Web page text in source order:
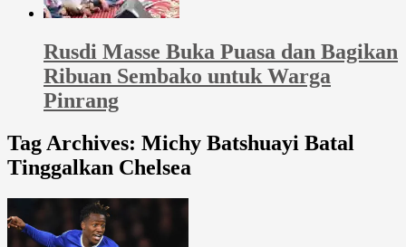
Rusdi Masse Buka Puasa dan Bagikan
Ribuan Sembako untuk Warga
Pinrang
Tag Archives: Michy Batshuayi Batal
Tinggalkan Chelsea